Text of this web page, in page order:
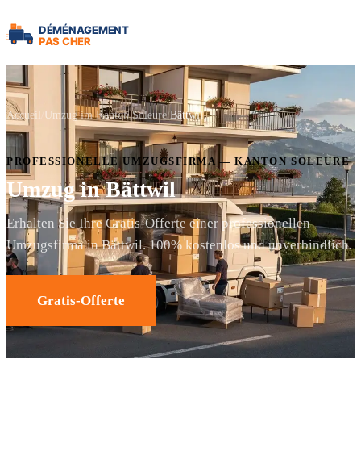
Accueil Umzug im Kanton Soleure Bättwil
PROFESSIONELLE UMZUGSFIRMA — KANTON SOLEURE
Umzug in Bättwil
Erhalten Sie Ihre Gratis-Offerte einer professionellen
Umzugsfirma in Bättwil. 100% kostenlos und unverbindlich.
Gratis-Offerte